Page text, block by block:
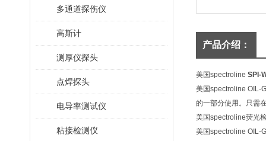
多通道探伤仪
高斯计
测厚仪探头
点焊探头
电导率测试仪
粘接检测仪
产品介绍：
美国spectroline SPI-
美国spectroline OIL-
的一部分使用。只需
美国spectroline荧光
美国spectroline OIL-